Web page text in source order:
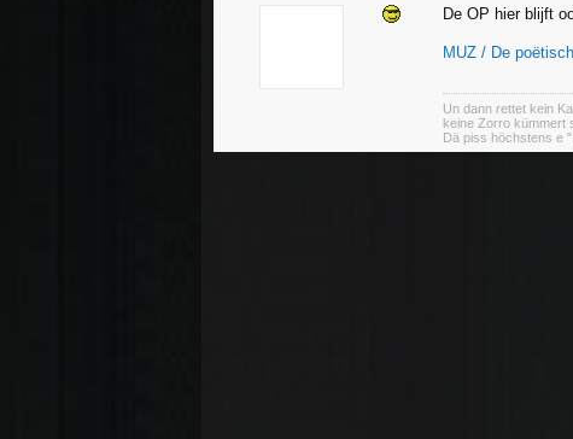
De OP hier blijft
MUZ / De
Un dann rettet kein
keine Zorro kümmert
Dä piss höchstens e